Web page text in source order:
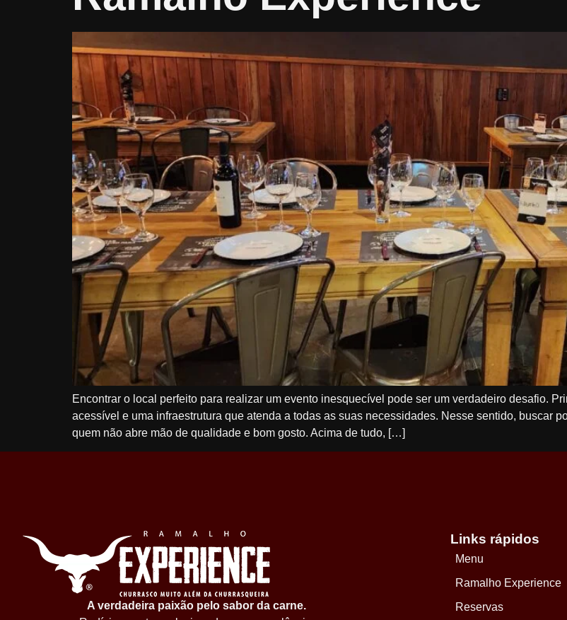
Encontrar o local perfeito para realizar um evento inesquecível pode ser um verdadeiro desafio.
acessível e uma infraestrutura que atenda a todas as suas necessidades. Nesse sentido, buscar
quem não abre mão de qualidade e bom gosto. Acima de tudo, […]
A verdadeira paixão pelo sabor da carne.
Links rápidos
Menu
Ramalho Experience
Reservas